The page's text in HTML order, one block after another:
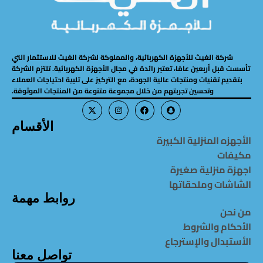
شركة الغيث للأجهزة الكهربائية، والمملوكة لشركة الغيث للاستثمار التي
تأسست قبل أربعين عامًا، تعتبر رائدة في مجال الأجهزة الكهربائية. تلتزم الشركة
بتقديم تقنيات ومنتجات عالية الجودة، مع التركيز على تلبية احتياجات العملاء
وتحسين تجربتهم من خلال مجموعة متنوعة من المنتجات الموثوقة.
الأقسام
الأجهزه المنزلية الكبيرة
مكيفات
اجهزة منزلية صغيرة
الشاشات وملحقاتها
روابط مهمة
من نحن
الأحكام والشروط
الأستبدال والإسترجاع
تواصل معنا